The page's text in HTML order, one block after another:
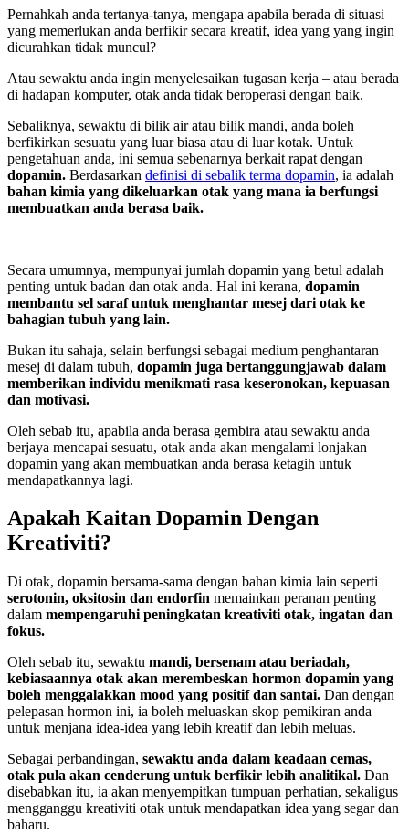
Pernahkah anda tertanya-tanya, mengapa apabila berada di situasi
yang memerlukan anda berfikir secara kreatif, idea yang yang ingin
dicurahkan tidak muncul?
Atau sewaktu anda ingin menyelesaikan tugasan kerja – atau berada
di hadapan komputer, otak anda tidak beroperasi dengan baik.
Sebaliknya, sewaktu di bilik air atau bilik mandi, anda boleh
berfikirkan sesuatu yang luar biasa atau di luar kotak. Untuk
pengetahuan anda, ini semua sebenarnya berkait rapat dengan
dopamin. Berdasarkan definisi di sebalik terma dopamin, ia adalah
bahan kimia yang dikeluarkan otak yang mana ia berfungsi
membuatkan anda berasa baik.
Secara umumnya, mempunyai jumlah dopamin yang betul adalah
penting untuk badan dan otak anda. Hal ini kerana, dopamin
membantu sel saraf untuk menghantar mesej dari otak ke
bahagian tubuh yang lain.
Bukan itu sahaja, selain berfungsi sebagai medium penghantaran
mesej di dalam tubuh, dopamin juga bertanggungjawab dalam
memberikan individu menikmati rasa keseronokan, kepuasan
dan motivasi.
Oleh sebab itu, apabila anda berasa gembira atau sewaktu anda
berjaya mencapai sesuatu, otak anda akan mengalami lonjakan
dopamin yang akan membuatkan anda berasa ketagih untuk
mendapatkannya lagi.
Apakah Kaitan Dopamin Dengan
Kreativiti?
Di otak, dopamin bersama-sama dengan bahan kimia lain seperti
serotonin, oksitosin dan endorfin memainkan peranan penting
dalam mempengaruhi peningkatan kreativiti otak, ingatan dan
fokus.
Oleh sebab itu, sewaktu mandi, bersenam atau beriadah,
kebiasaannya otak akan merembeskan hormon dopamin yang
boleh menggalakkan mood yang positif dan santai. Dan dengan
pelepasan hormon ini, ia boleh meluaskan skop pemikiran anda
untuk menjana idea-idea yang lebih kreatif dan lebih meluas.
Sebagai perbandingan, sewaktu anda dalam keadaan cemas,
otak pula akan cenderung untuk berfikir lebih analitikal. Dan
disebabkan itu, ia akan menyempitkan tumpuan perhatian, sekaligus
mengganggu kreativiti otak untuk mendapatkan idea yang segar dan
baharu.